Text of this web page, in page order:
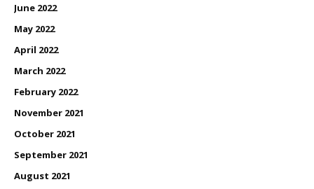
June 2022
May 2022
April 2022
March 2022
February 2022
November 2021
October 2021
September 2021
August 2021